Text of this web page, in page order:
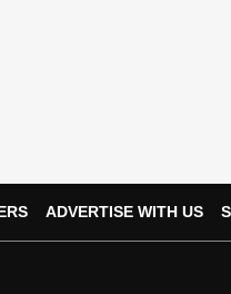
ADVERTISE WITH US